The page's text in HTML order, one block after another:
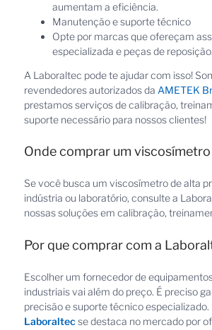
aumentam a eficiência.
Manutenção e suporte técnico
Opte por marcas que ofereçam
especializada e peças de reposição.
A Laboraltec pode te ajudar com isso!
revendedores autorizados da AMETEK
prestamos serviços de calibração,
suporte necessário para nossos clientes!
Onde comprar um
Se você busca um viscosímetro de alta
indústria ou laboratório, consulte a
nossas soluções em calibração,
Por que comprar com a
Escolher um fornecedor de
industriais vai além do preço. É preciso
precisão e suporte técnico especializado.
Laboraltecse destaca no mercado por